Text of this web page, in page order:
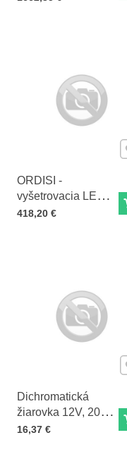
ORDISI -
vyšetrovacia LED
lampa pre montáž
Cena s DPH
418,20 €
Dichromatická
žiarovka 12V, 20W
RC009990
Cena s DPH
16,37 €